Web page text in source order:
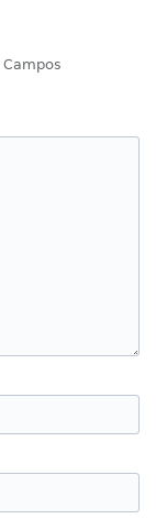
Campos